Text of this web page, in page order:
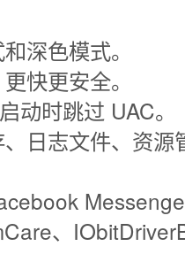
深色模式。
快更安全。
动时跳过 UAC。
日志文件、资
、